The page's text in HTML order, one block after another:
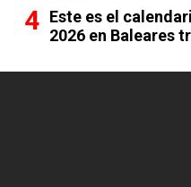
Este es el
2026 en Baleares